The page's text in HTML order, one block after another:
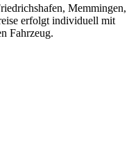
Memmingen,
erfolgt individuell mit
Fahrzeug.